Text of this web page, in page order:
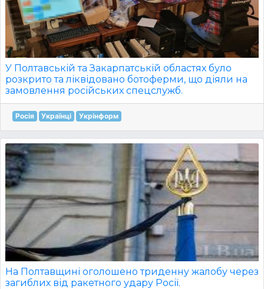
У Полтавській та Закарпатській областях було
розкрито та ліквідовано ботоферми, що діяли на
замовлення російських спецслужб.
Росія Українці Укрінформ
На Полтавщині оголошено триденну жалобу через
загиблих від ракетного удару Росії.